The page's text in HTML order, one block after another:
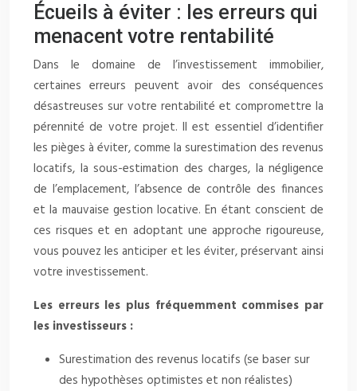
Écueils à éviter : les erreurs qui
menacent votre rentabilité
Dans le domaine de l’investissement immobilier,
certaines erreurs peuvent avoir des conséquences
désastreuses sur votre rentabilité et compromettre la
pérennité de votre projet. Il est essentiel d’identifier
les pièges à éviter, comme la surestimation des revenus
locatifs, la sous-estimation des charges, la négligence
de l’emplacement, l’absence de contrôle des finances
et la mauvaise gestion locative. En étant conscient de
ces risques et en adoptant une approche rigoureuse,
vous pouvez les anticiper et les éviter, préservant ainsi
votre investissement.
Les erreurs les plus fréquemment commises par
les investisseurs :
Surestimation des revenus locatifs (se baser sur
des hypothèses optimistes et non réalistes)